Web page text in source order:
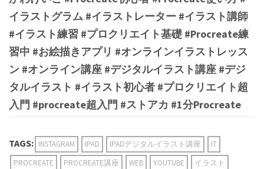
イラストグラム #イラストレーター #イラスト講師
#イラスト練習 #プロクリエイト基礎 #Procreate練
習中 #お絵描きアプリ #オンラインイラストレッス
ン #オンライン講座 #デジタルイラスト講座 #デジ
タルイラスト #イラスト初心者 #プロクリエイト超
入門 #procreate超入門 #ストアカ #1分Procreate
TAGS: INSTAGRAM IPAD IPADデジタルイラスト講座
IT
PROCREATE
PROCREATE講座 WEB YOUTUBE
イラスト